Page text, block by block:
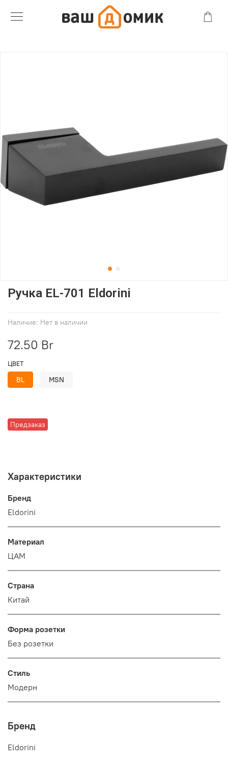
Наличие: Нет в наличии
Предзаказ
Ручка EL-701 Eldorini
72.50 Br
ЦВЕТ
BL MSN
Характеристики
Бренд
Eldorini
Материал
ЦАМ
Страна
Китай
Форма розетки
Без розетки
Стиль
Модерн
Бренд
Eldorini